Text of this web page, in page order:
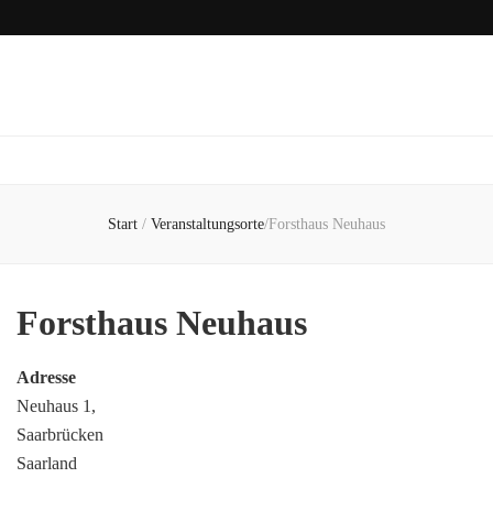
Start / Veranstaltungsorte/Forsthaus Neuhaus
Forsthaus Neuhaus
Adresse
Neuhaus 1,
Saarbrücken
Saarland